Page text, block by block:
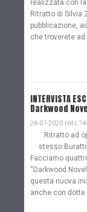
realizzata con
Ritratto di Silvia
pubblicazione,
che troverete
INTERVISTA
Darkwood
26-07-2020
Ritratto ad
stesso
Facciamo
“Darkwood
questa nuova
anche con